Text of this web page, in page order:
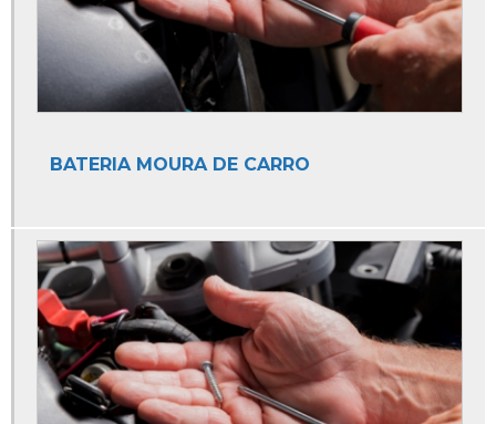
Auto Elétrica Especializada em Peugeot
Auto Elétrica Injeção Eletronica
Auto Elétrica Mecânica
Auto Elétrica para Moto
Auto Elétrica Perto
Auto Elétrica Perto de Mim
Auto Elétrica Próximo a Mim
Auto Elétrica Troca de Bateria
BATERIA MOURA DE CARRO